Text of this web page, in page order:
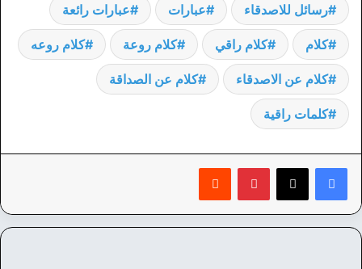
رسائل للاصدقاء عبارات عبارات رائعة
كلام كلام راقي كلام روعة كلام روعه
كلام عن الاصدقاء كلام عن الصداقة
كلمات راقية
بينتيريست